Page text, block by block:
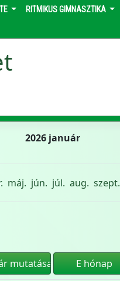
RITMIKUS GIMNASZTIKA
2026 január
máj. jún. júl. aug. szept.